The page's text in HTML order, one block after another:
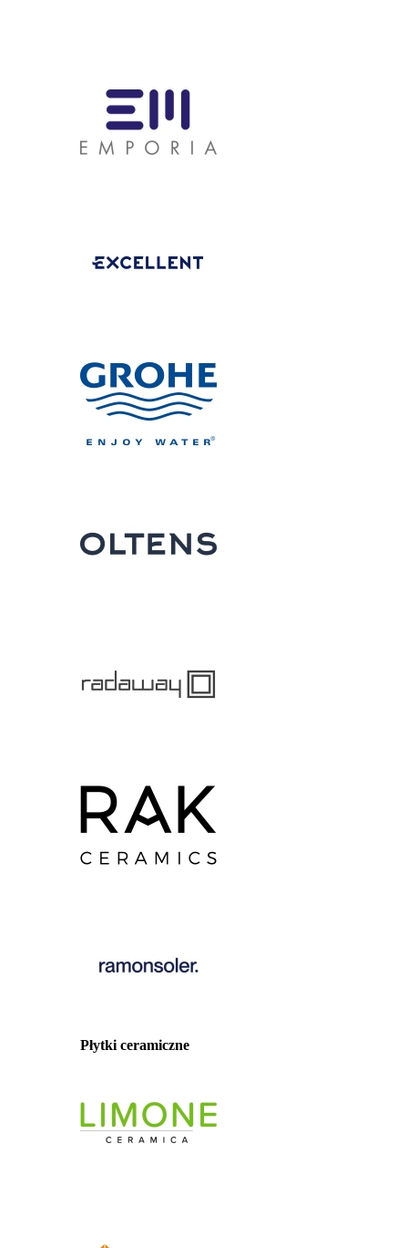
Płytki ceramiczne